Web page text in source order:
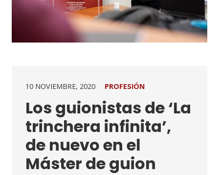
10 NOVIEMBRE, 2020 PROFESIÓN
Los guionistas de ‘La
trinchera infinita’,
de nuevo en el
Máster de guion